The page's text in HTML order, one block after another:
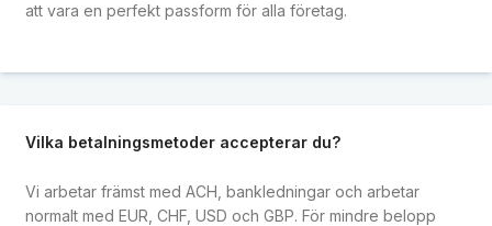
att vara en perfekt passform för alla företag.
Vilka betalningsmetoder accepterar du?
Vi arbetar främst med ACH, bankledningar och arbetar
normalt med EUR, CHF, USD och GBP. För mindre belopp